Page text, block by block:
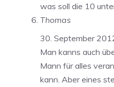
was soll die 10
Thomas
30. September
Man kanns auch
Mann für alles
kann. Aber eines